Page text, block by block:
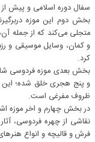
سفال دوره اسلامی و پیش
بخش دوم این موزه
متجلی می‌کند که از جمله
و کمان، وسایل موسیقی و
کرد.
بخش بعدی موزه فردوسی
و پنج هجری خلق شده؛ این
ظروف مفرغی است.
در بخش چهارم و اخر موزه
نقاشی از چهره‌ فردوسی،
فرش و قالیچه و انواع